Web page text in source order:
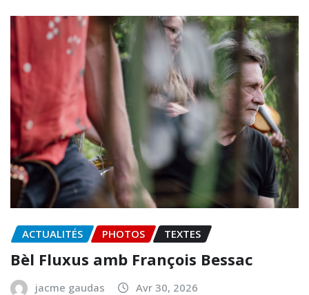
ACTUALITÉS PHOTOS TEXTES
Bèl Fluxus amb François Bessac
jacme gaudas Avr 30, 2026